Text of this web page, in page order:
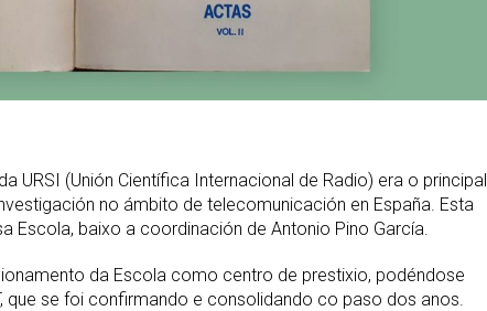
URSI (Unión Científica Internacional de Radio) era o principal
no ámbito de telecomunicación en España. Esta
Escola, baixo a coordinación de Antonio Pino García.
da Escola como centro de prestixio, podéndose
que se foi confirmando e consolidando co paso dos anos.